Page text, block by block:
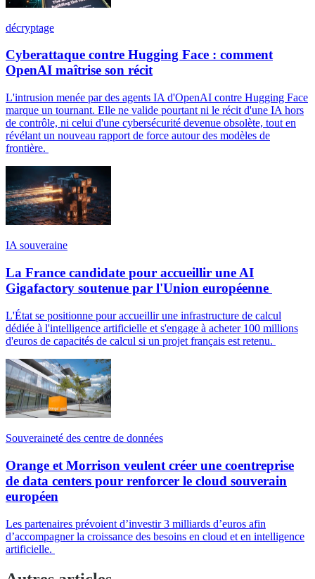
décryptage
Cyberattaque contre Hugging Face : comment
OpenAI maîtrise son récit
L'intrusion menée par des agents IA d'OpenAI contre Hugging Face
marque un tournant. Elle ne valide pourtant ni le récit d'une IA hors
de contrôle, ni celui d'une cybersécurité devenue obsolète, tout en
révélant un nouveau rapport de force autour des modèles de
frontière.
IA souveraine
La France candidate pour accueillir une AI
Gigafactory soutenue par l'Union européenne
L'État se positionne pour accueillir une infrastructure de calcul
dédiée à l'intelligence artificielle et s'engage à acheter 100 millions
d'euros de capacités de calcul si un projet français est retenu.
Souveraineté des centre de données
Orange et Morrison veulent créer une coentreprise
de data centers pour renforcer le cloud souverain
européen
Les partenaires prévoient d’investir 3 milliards d’euros afin
d’accompagner la croissance des besoins en cloud et en intelligence
artificielle.